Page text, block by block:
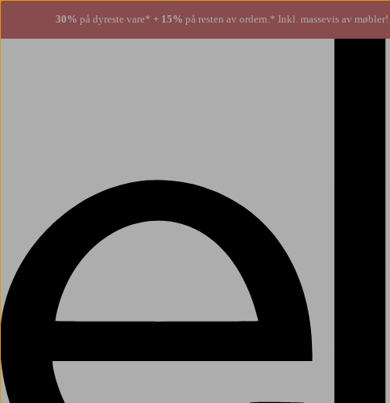
30% på dyreste vare* + 15% på resten av ordern.* Inkl. massevis av møbler!